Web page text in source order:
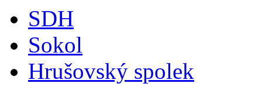
SDH
Sokol
Hrušovský spolek